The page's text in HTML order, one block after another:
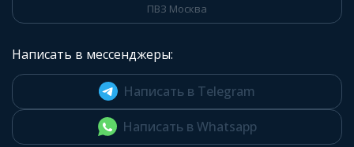
ПВЗ Москва
Написать в мессенджеры:
Написать в Telegram
Написать в Whatsapp